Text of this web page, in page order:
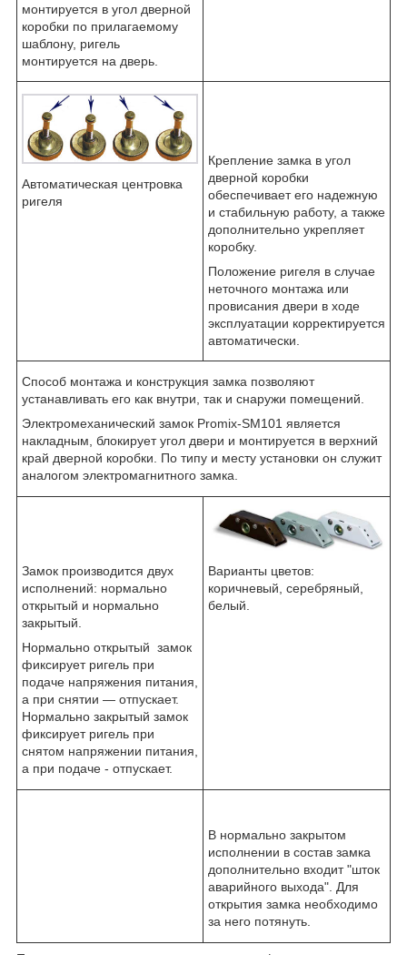
монтируется в угол дверной
коробки по прилагаемому
шаблону, ригель
монтируется на дверь.
Автоматическая центровка
ригеля
Крепление замка в угол
дверной коробки
обеспечивает его надежную
и стабильную работу, а также
дополнительно укрепляет
коробку.
Положение ригеля в случае
неточного монтажа или
провисания двери в ходе
эксплуатации корректируется
автоматически.
Способ монтажа и конструкция замка позволяют
устанавливать его как внутри, так и снаружи помещений.
Электромеханический замок Promix-SM101 является
накладным, блокирует угол двери и монтируется в верхний
край дверной коробки. По типу и месту установки он служит
аналогом электромагнитного замка.
Замок производится двух
исполнений: нормально
открытый и нормально
закрытый.
Нормально открытый замок
фиксирует ригель при
подаче напряжения питания,
а при снятии — отпускает.
Нормально закрытый замок
фиксирует ригель при
снятом напряжении питания,
а при подаче - отпускает.
Варианты цветов:
коричневый, серебряный,
белый.
В нормально закрытом
исполнении в состав замка
дополнительно входит "шток
аварийного выхода". Для
открытия замка необходимо
за него потянуть.